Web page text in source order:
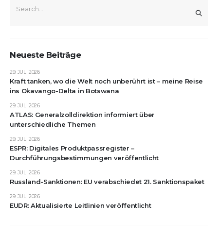
Neueste Beiträge
Kraft tanken, wo die Welt noch unberührt ist – meine Reise
ins Okavango-Delta in Botswana
29. JULI 2026
ATLAS: Generalzolldirektion informiert über
unterschiedliche Themen
29. JULI 2026
ESPR: Digitales Produktpassregister –
Durchführungsbestimmungen veröffentlicht
29. JULI 2026
Russland-Sanktionen: EU verabschiedet 21. Sanktionspaket
29. JULI 2026
EUDR: Aktualisierte Leitlinien veröffentlicht
29. JULI 2026